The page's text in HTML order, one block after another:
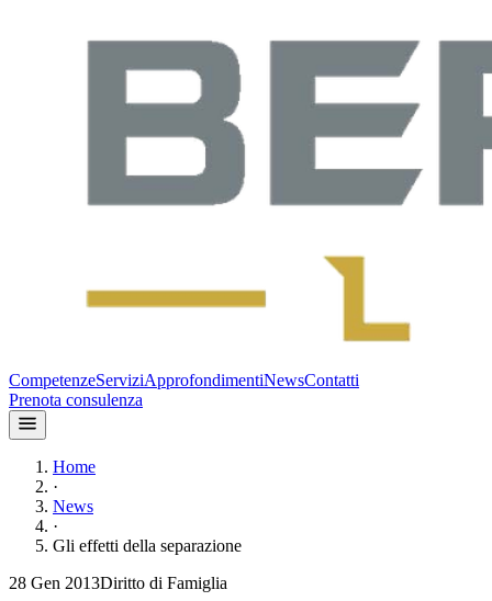
CompetenzeServiziApprofondimentiNewsContatti
Prenota consulenza
Home
·
News
·
Gli effetti della separazione
28 Gen 2013Diritto di Famiglia